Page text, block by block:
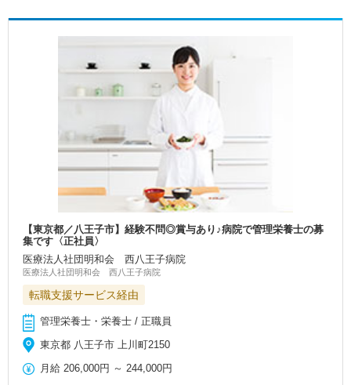
【東京都／八王子市】経験不問◎賞与あり♪病院で管理栄養士の募
集です〈正社員〉
医療法人社団明和会 西八王子病院
医療法人社団明和会 西八王子病院
転職支援サービス経由
管理栄養士・栄養士 / 正職員
東京都 八王子市 上川町2150
月給 206,000円 ～244,000円